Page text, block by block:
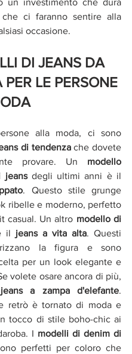
ci faranno sentire alla
occasione.
DI JEANS DA
LE PERSONE
di tendenza che dovete
provare. Un modello
jeans
. Questo stile grunge
ribelle e moderno, perfetto
casual. Un altro modello di
il jeans a vita alta. Questi
la figura e sono
per un look elegante e
volete osare ancora di più,
jeans a zampa d'elefante.
retrò è tornato di moda e
tocco di stile boho-chic ai
I modelli di denim di
perfetti per coloro che